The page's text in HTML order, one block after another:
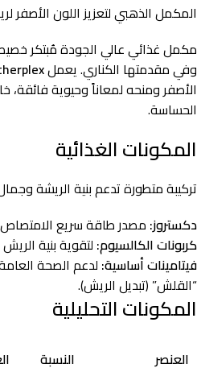
المكمل الذهبي لتعزيز اللون الأصفر
مكمل غذائي عالي الجودة مُبتكر
وفي مقدمتها الكناري. يعمل
الأصفر ومنحه لمعاناً وحيوية
الحساسة.
المكونات الغذائية
تركيبة متطورة تدعم بنية الريشة
دكستروز: مصدر طاقة سريع
كربونات الكالسيوم: لتقوية بنية
فيتامينات أساسية: لدعم الصحة
“القلش” (تبديل الريش).
المكونات التحليلية
العنصر النسبة